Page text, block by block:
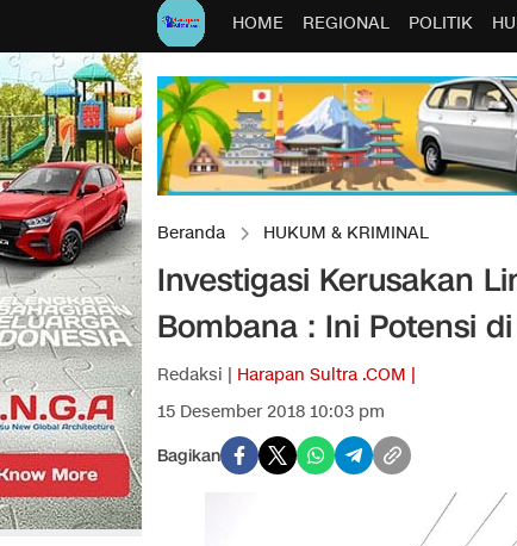
HOME REGIONAL POLITIK
Beranda HUKUM & KRIMINAL
Investigasi Kerusakan
Bombana : Ini Potensi
Redaksi | Harapan Sultra .COM |
15 Desember 2018 10:03 pm
Bagikan